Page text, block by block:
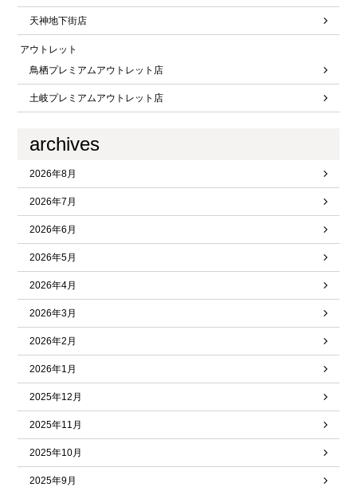
天神地下街店
アウトレット
鳥栖プレミアムアウトレット店
土岐プレミアムアウトレット店
archives
2026年8月
2026年7月
2026年6月
2026年5月
2026年4月
2026年3月
2026年2月
2026年1月
2025年12月
2025年11月
2025年10月
2025年9月